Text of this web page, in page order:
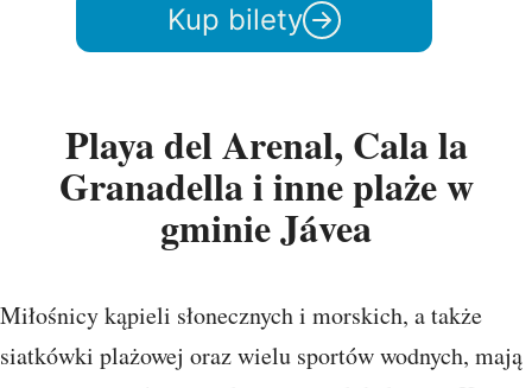
Kup bilety
Playa del Arenal, Cala la
Granadella i inne plaże w
gminie Jávea
Miłośnicy kąpieli słonecznych i morskich, a także
siatkówki plażowej oraz wielu sportów wodnych, mają